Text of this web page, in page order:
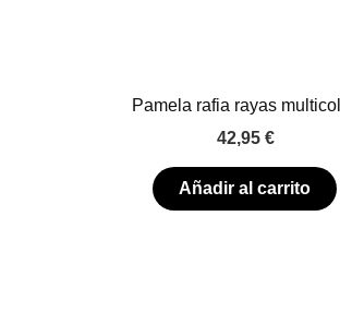
Pamela rafia rayas
42,95 €
Añadir al carrito